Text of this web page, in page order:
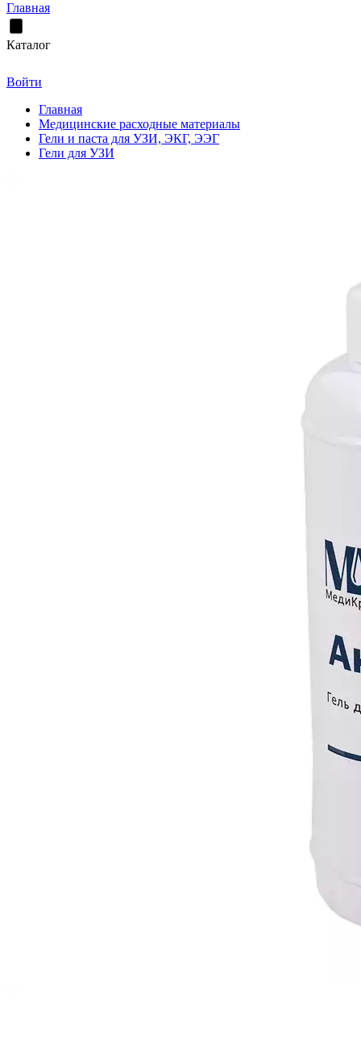
Главная
Каталог
Войти
Главная
Медицинские расходные материалы
Гели и паста для УЗИ, ЭКГ, ЭЭГ
Гели для УЗИ